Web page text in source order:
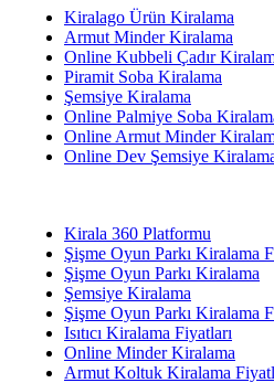
Kiralago Ürün Kiralama
Armut Minder Kiralama
Online Kubbeli Çadır
Piramit Soba Kiralama
Şemsiye Kiralama
Online Palmiye Soba
Online Armut Minder
Online Dev Şemsiye
Kirala 360 Platformu
Şişme Oyun Parkı Kiralama
Şişme Oyun Parkı Kiralama
Şemsiye Kiralama
Şişme Oyun Parkı Kiralama
Isıtıcı Kiralama Fiyatları
Online Minder Kiralama
Armut Koltuk Kiralama